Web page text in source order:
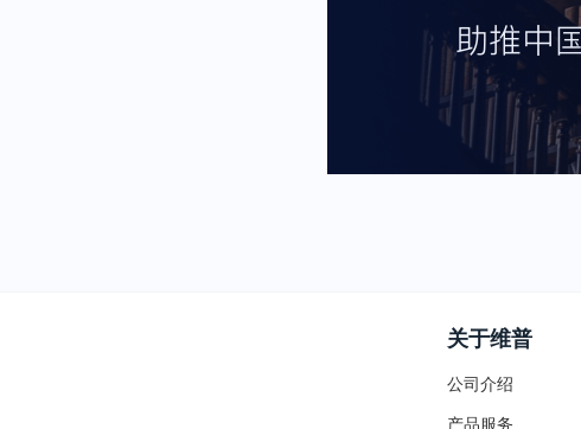
关于维普
公司介绍
产品服务